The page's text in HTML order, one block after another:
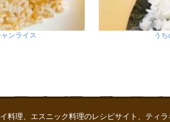
ンライス う
料理、エスニック料理のレシピサイト、ティ